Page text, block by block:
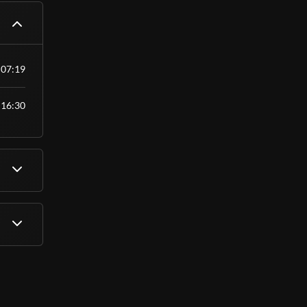
07:19
16:30